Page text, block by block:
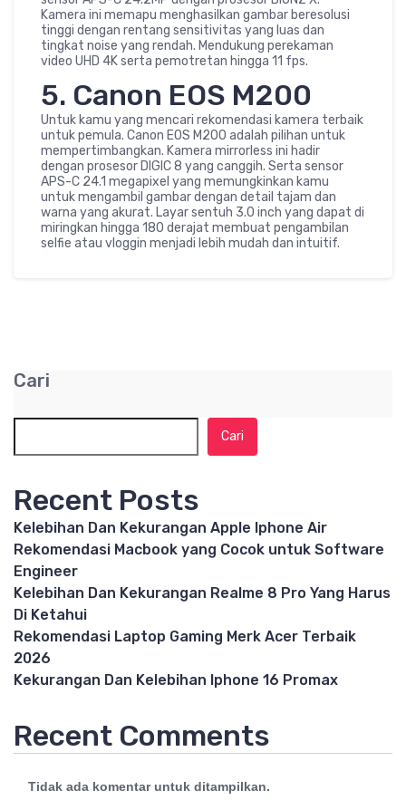
Kamera ini memapu menghasilkan gambar beresolusi
tinggi dengan rentang sensitivitas yang luas dan
tingkat noise yang rendah. Mendukung perekaman
video UHD 4K serta pemotretan hingga 11 fps.
5. Canon EOS M200
Untuk kamu yang mencari rekomendasi kamera terbaik
untuk pemula. Canon EOS M200 adalah pilihan untuk
mempertimbangkan. Kamera mirrorless ini hadir
dengan prosesor DIGIC 8 yang canggih. Serta sensor
APS-C 24.1 megapixel yang memungkinkan kamu
untuk mengambil gambar dengan detail tajam dan
warna yang akurat. Layar sentuh 3.0 inch yang dapat di
miringkan hingga 180 derajat membuat pengambilan
selfie atau vloggin menjadi lebih mudah dan intuitif.
Cari
Cari
Recent Posts
Kelebihan Dan Kekurangan Apple Iphone Air
Rekomendasi Macbook yang Cocok untuk Software
Engineer
Kelebihan Dan Kekurangan Realme 8 Pro Yang Harus
Di Ketahui
Rekomendasi Laptop Gaming Merk Acer Terbaik
2026
Kekurangan Dan Kelebihan Iphone 16 Promax
Recent Comments
Tidak ada komentar untuk ditampilkan.